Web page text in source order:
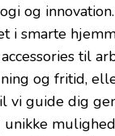
og
i smarte
til
og fritid,
vi guide dig